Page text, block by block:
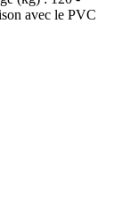
avec le PVC